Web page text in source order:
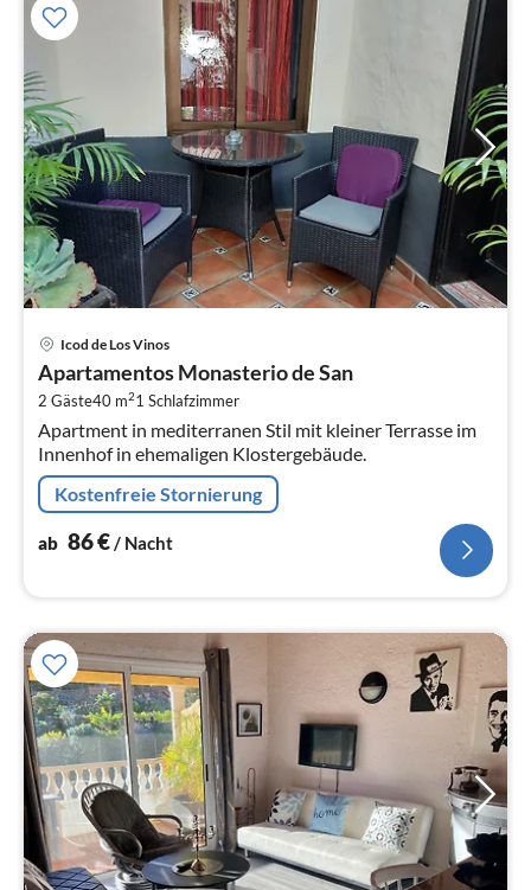
Icod de Los Vinos
Apartamentos Monasterio de San
2 Gäste40 m21 Schlafzimmer
Apartment in mediterranen Stil mit kleiner Terrasse im
Innenhof in ehemaligen Klostergebäude.
Kostenfreie Stornierung
ab 86€/ Nacht